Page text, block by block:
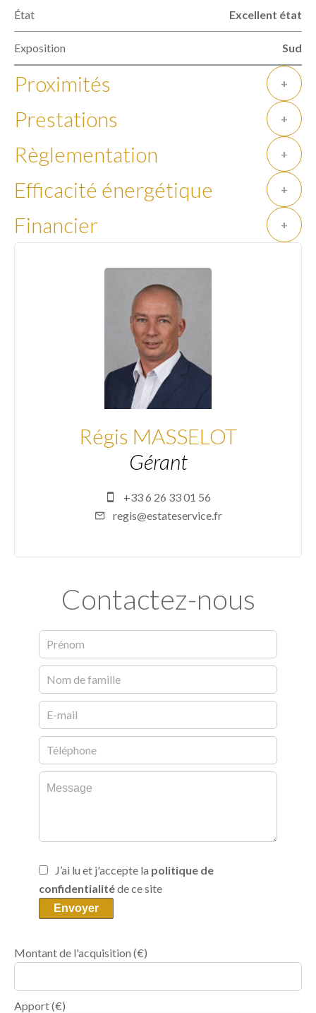
État Excellent état
Exposition Sud
Proximités +
Prestations +
Règlementation +
Efficacité énergétique +
Financier +
Régis MASSELOT
Gérant
+33 6 26 33 01 56
regis@estateservice.fr
Contactez-nous
J’ai lu et j'accepte la politique de
confidentialitéde ce site
Envoyer
Montant de l'acquisition (€)
Apport(€)